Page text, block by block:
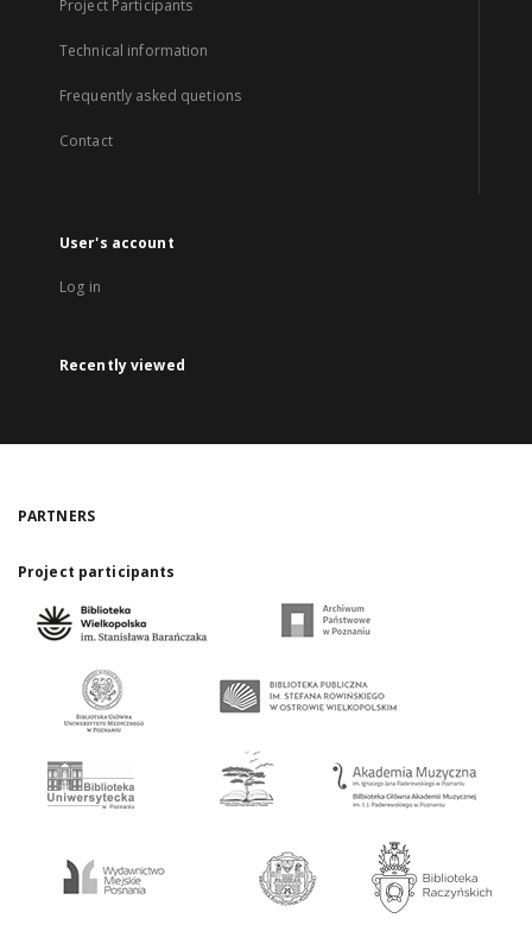
Project Participants
Technical information
Frequently asked quetions
Contact
User's account
Log in
Recently viewed
PARTNERS
Project participants